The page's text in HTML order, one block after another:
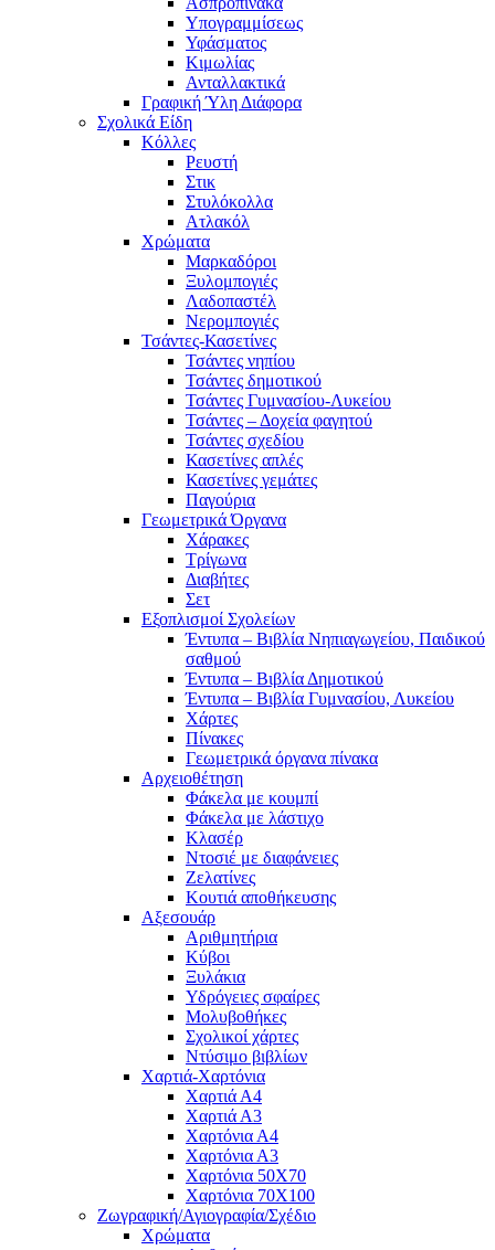
Υπογραμμίσεως
Υφάσματος
Κιμωλίας
Ανταλλακτικά
Γραφική Ύλη Διάφορα
Σχολικά Είδη
Κόλλες
Ρευστή
Στικ
Στυλόκολλα
Ατλακόλ
Χρώματα
Μαρκαδόροι
Ξυλομπογιές
Λαδοπαστέλ
Νερομπογιές
Τσάντες-Κασετίνες
Τσάντες νηπίου
Τσάντες δημοτικού
Τσάντες Γυμνασίου-Λυκείου
Τσάντες – Δοχεία φαγητού
Τσάντες σχεδίου
Κασετίνες απλές
Κασετίνες γεμάτες
Παγούρια
Γεωμετρικά Όργανα
Χάρακες
Τρίγωνα
Διαβήτες
Σετ
Εξοπλισμοί Σχολείων
Έντυπα – Βιβλία Νηπιαγωγείου, Παιδικού
σαθμού
Έντυπα – Βιβλία Δημοτικού
Έντυπα – Βιβλία Γυμνασίου, Λυκείου
Χάρτες
Πίνακες
Γεωμετρικά όργανα πίνακα
Αρχειοθέτηση
Φάκελα με κουμπί
Φάκελα με λάστιχο
Κλασέρ
Ντοσιέ με διαφάνειες
Ζελατίνες
Κουτιά αποθήκευσης
Αξεσουάρ
Αριθμητήρια
Κύβοι
Ξυλάκια
Υδρόγειες σφαίρες
Μολυβοθήκες
Σχολικοί χάρτες
Ντύσιμο βιβλίων
Χαρτιά-Χαρτόνια
Χαρτιά Α4
Χαρτιά Α3
Χαρτόνια Α4
Χαρτόνια Α3
Χαρτόνια 50Χ70
Χαρτόνια 70Χ100
Ζωγραφική/Αγιογραφία/Σχέδιο
Χρώματα